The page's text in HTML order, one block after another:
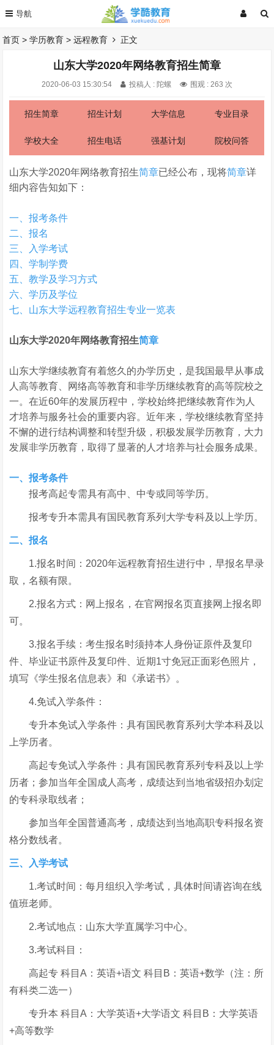
首页 >学历教育 >远程教育 正文
山东大学2020年网络教育招生简章
2020-06-03 15:30:54 投稿人 : 陀螺 围观 : 263 次
招生简章 招生计划 大学信息 专业目录
学校大全 招生电话 强基计划 院校问答
山东大学2020年网络教育招生简章已经公布，现将简章详
细内容告知如下：
一、报考条件
二、报名
三、入学考试
四、学制学费
五、教学及学习方式
六、学历及学位
七、山东大学远程教育招生专业一览表
山东大学2020年网络教育招生简章
山东大学继续教育有着悠久的办学历史，是我国最早从事成
人高等教育、网络高等教育和非学历继续教育的高等院校之
一。在近60年的发展历程中，学校始终把继续教育作为人
才培养与服务社会的重要内容。近年来，学校继续教育坚持
不懈的进行结构调整和转型升级，积极发展学历教育，大力
发展非学历教育，取得了显著的人才培养与社会服务成果。
一、报考条件
报考高起专需具有高中、中专或同等学历。
报考专升本需具有国民教育系列大学专科及以上学历。
二、报名
1.报名时间：2020年远程教育招生进行中，早报名早录
取，名额有限。
2.报名方式：网上报名，在官网报名页直接网上报名即
可。
3.报名手续：考生报名时须持本人身份证原件及复印
件、毕业证书原件及复印件、近期1寸免冠正面彩色照片，
填写《学生报名信息表》和《承诺书》。
4.免试入学条件：
专升本免试入学条件：具有国民教育系列大学本科及以
上学历者。
高起专免试入学条件：具有国民教育系列专科及以上学
历者；参加当年全国成人高考，成绩达到当地省级招办划定
的专科录取线者；
参加当年全国普通高考，成绩达到当地高职专科报名资
格分数线者。
三、入学考试
1.考试时间：每月组织入学考试，具体时间请咨询在线
值班老师。
2.考试地点：山东大学直属学习中心。
3.考试科目：
高起专 科目A：英语+语文 科目B：英语+数学（注：所
有科类二选一）
专升本 科目A：大学英语+大学语文 科目B：大学英语
+高等数学